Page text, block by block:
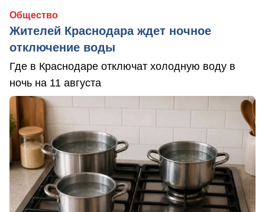
Общество
Жителей Краснодара ждет ночное
отключение воды
Где в Краснодаре отключат холодную воду в
ночь на 11 августа